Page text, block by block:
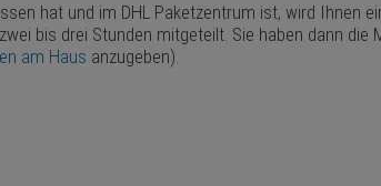
hat und im DHL Paketzentrum ist, wird Ihnen
bis drei Stunden mitgeteilt. Sie haben dann
am Haus anzugeben).